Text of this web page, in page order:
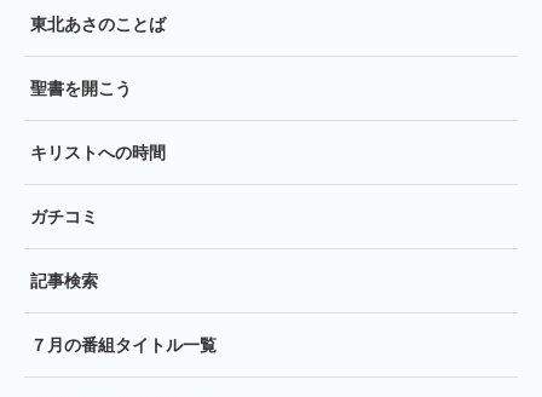
東北あさのことば
聖書を開こう
キリストへの時間
ガチコミ
記事検索
７月の番組タイトル一覧